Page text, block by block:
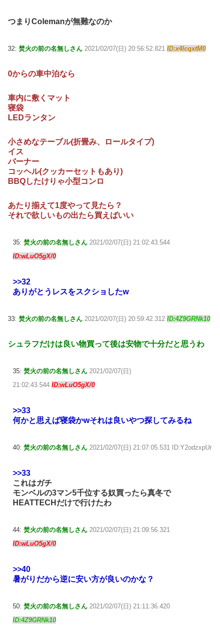
つまりColemanが無難なのか
32: 焚火の前の名無しさん 2021/02/07(日) 20:56:52.821 ID:x4IcqxtM0
0からの車中泊なら
車内に敷くマット
寝袋
LEDランタン
小さめなテーブル(折畳み、ロールタイプ)
イス
バーナー
コッヘル(クッカーセットもあり)
BBQしたけりゃ小型コンロ
あたり揃えて1度やって見たら？
それで欲しいもの出たら買えばいい
35: 焚火の前の名無しさん 2021/02/07(日) 21:02:43.544
ID:wLuO5gX/0
>>32
ありがとうレスをスクショしたw
33: 焚火の前の名無しさん 2021/02/07(日) 20:59:42.312 ID:4Z9GRNk10
シュラフだけは良い物買って後は安物で十分だと思うわ
35: 焚火の前の名無しさん 2021/02/07(日)
21:02:43.544 ID:wLuO5gX/0
>>33
何かと思えば寝袋かwそれは良いやつ探してみるね
40: 焚火の前の名無しさん 2021/02/07(日) 21:07:05.531 ID:Y2odzxpUr
>>33
これはガチ
モンベルの3マン5千位する奴買ったら真冬で
HEATTECHだけで行けたわ
44: 焚火の前の名無しさん 2021/02/07(日) 21:09:56.321
ID:wLuO5gX/0
>>40
暑がりだから逆に安い方が良いのかな？
50: 焚火の前の名無しさん 2021/02/07(日) 21:11:36.420
ID:4Z9GRNk10